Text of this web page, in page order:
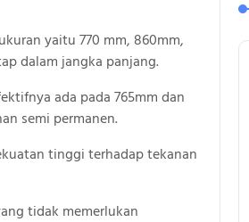
yaitu 770 mm, 860mm,
dalam jangka panjang.
ada pada 765mm dan
semi permanen.
tinggi terhadap tekanan
tidak memerlukan